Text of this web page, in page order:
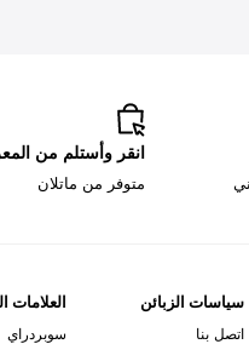
انقر وأستلم من
متوفر من ماتلان
سياسات الزبائن
اتصل بنا
العلامات
سوبردراي